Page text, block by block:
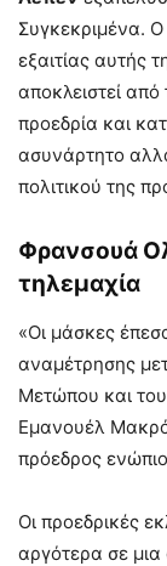
Συγκεκριμένα. Ο
εξαιτίας αυτής
αποκλειστεί
προεδρία και
ασυνάρτητο
πολιτικού της
Φρανσουά
τηλεμαχία
«Οι μάσκες
αναμέτρησης
Μετώπου και
Εμανουέλ
πρόεδρος
Οι προεδρικές
αργότερα σε μια